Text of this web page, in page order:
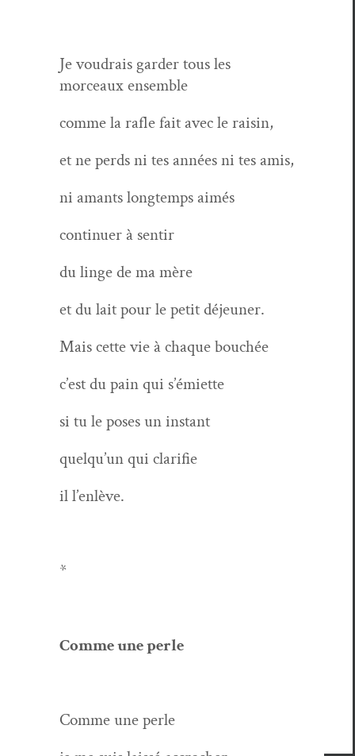
Je voudrais garder tous les
morceaux ensemble
comme la rafle fait avec le raisin,
et ne perds ni tes années ni tes amis,
ni amants longtemps aimés
con­tin­uer à sentir
du linge de ma mère
et du lait pour le petit déjeuner.
Mais cette vie à chaque bouchée
c’est du pain qui s’émiette
si tu le pos­es un instant
quelqu’un qui clarifie
il l’en­lève.
*
Comme une perle
Comme une perle